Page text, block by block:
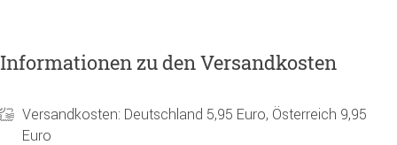
Informationen zu den Versandkosten
Versandkosten: Deutschland 5,95 Euro, Österreich 9,95
Euro